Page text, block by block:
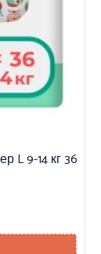
L 9-14 кг 36